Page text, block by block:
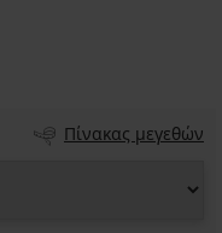
Πίνακας μεγεθών